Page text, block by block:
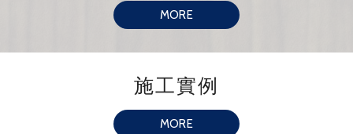
MORE
施工實例
MORE